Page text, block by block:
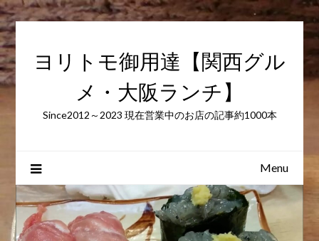
Skip
to
content
ヨリトモ御用達【関西グル
メ・大阪ランチ】
Since2012～2023 現在営業中のお店の記事約1000本
Menu